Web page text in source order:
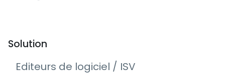
Solution
Editeurs de logiciel / ISV